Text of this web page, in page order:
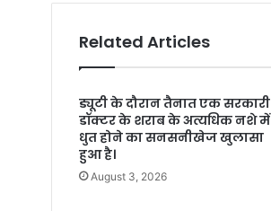
Related Articles
ड्यूटी के दौरान तैनात एक सरकारी
डॉक्टर के शराब के अत्यधिक नशे में
धुत होने का सनसनीखेज खुलासा
हुआ है।
August 3, 2026